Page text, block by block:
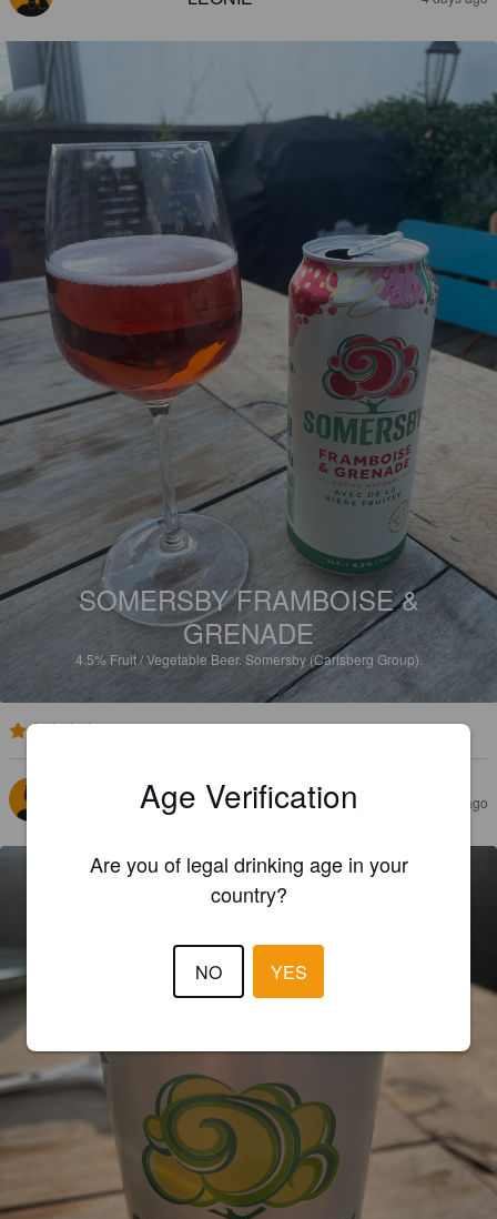
SOMERSBY FRAMBOISE &
GRENADE
4.5% Fruit / Vegetable Beer. Somersby (Carlsberg Group).
LÉONIE 4 days ago
Age Verification
Are you of legal drinking age in your
country?
NO YES